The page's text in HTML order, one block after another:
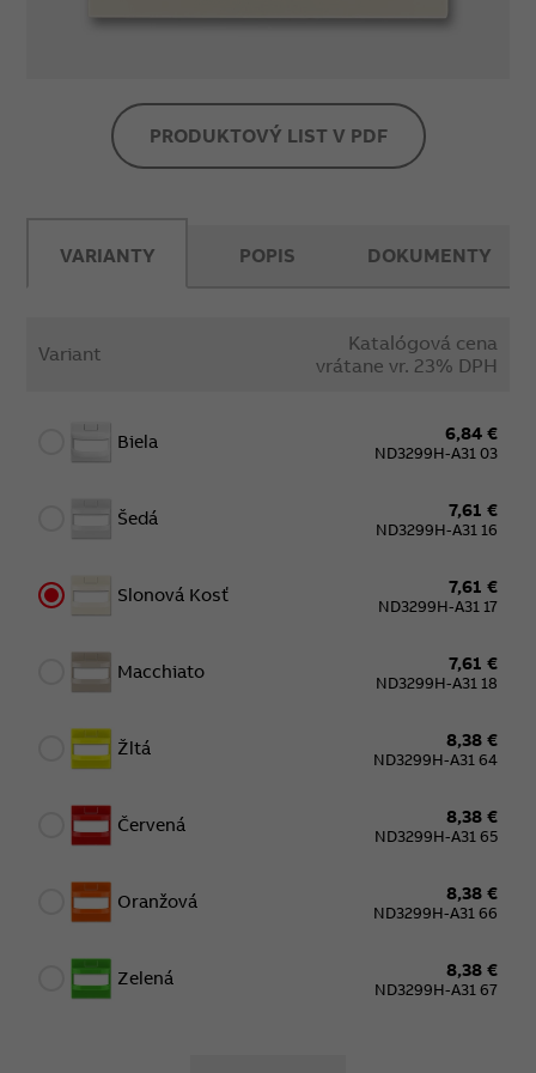
PRODUKTOVÝ LIST V PDF
VARIANTY
Variant
Katalógová cena
vrátane vr. 23% DPH
Biela 6,84 €
ND3299H-A31 03
Šedá 7,61 €
ND3299H-A31 16
Slonová Kosť 7,61 €
ND3299H-A31 17
Macchiato 7,61 €
ND3299H-A31 18
Žltá 8,38 €
ND3299H-A31 64
Červená 8,38 €
ND3299H-A31 65
Oranžová 8,38 €
ND3299H-A31 66
Zelená 8,38 €
ND3299H-A31 67
POPIS DOKUMENTY